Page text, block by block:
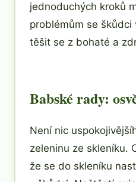
jednoduchých kroků
problémům se škůdci
těšit se z bohaté a
Babské rady:
Není nic
zeleninu ze skleníku.
že se do skleníku